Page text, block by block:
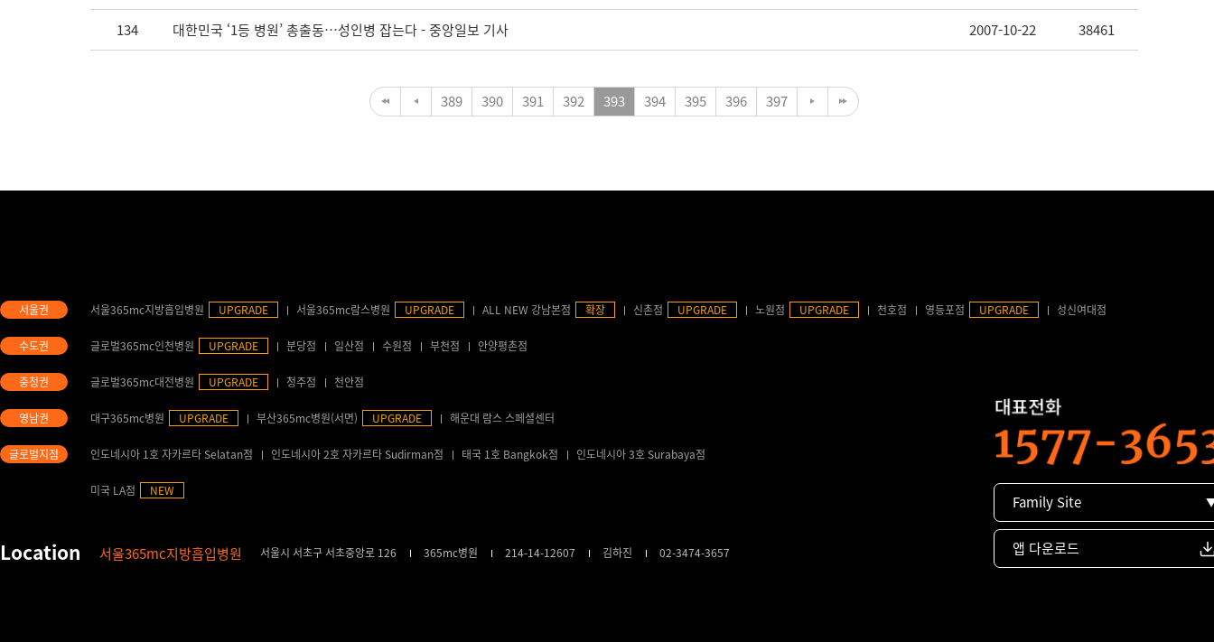
134 대한민국 ‘1등 병원’ 총출동…성인병 잡는다 - 중앙일보 기사 2007-10-22 38461
389 390 391 392 393 394 395 396 397
서울365mc지방흡입병원 UPGRADE 서울365mc람스병원 UPGRADE ALL NEW 강남본점 확장 신촌점 UPGRADE 노원점 UPGRADE 천호점 영등포점 UPGRADE 성신여대점
글로벌365mc인천병원 UPGRADE 분당점 일산점 수원점 부천점 안양평촌점
글로벌365mc대전병원 UPGRADE 청주점 천안점
대구365mc병원 UPGRADE 부산365mc병원(서면) UPGRADE 해운대 람스 스페셜센터
인도네시아 1호 자카르타 Selatan점 인도네시아 2호 자카르타 Sudirman점 태국 1호 Bangkok점 인도네시아 3호 Surabaya점
미국 LA점 NEW
서울365mc지방흡입병원 서울시 서초구 서초중앙로 126 365mc병원 214-14-12607 김하진 02-3474-3657
Family Site
앱 다운로드